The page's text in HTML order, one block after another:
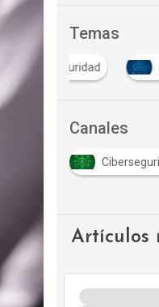
Temas
C
Ciberseguridad
Canales
Artículos